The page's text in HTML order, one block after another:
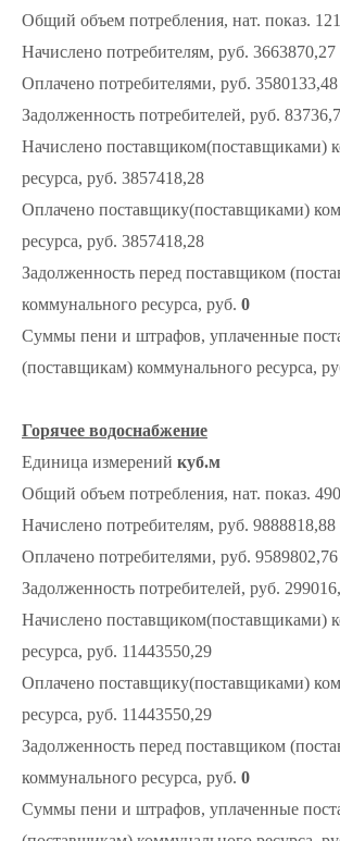
Общий объем потребления, нат. показ.
Начислено потребителям, руб. 3663870,27
Оплачено потребителями, руб. 3580133,48
Задолженность потребителей, руб.
Начислено поставщиком(поставщиками)
ресурса, руб. 3857418,28
Оплачено поставщику(поставщиками)
ресурса, руб. 3857418,28
Задолженность перед поставщиком
коммунального ресурса, руб. 0
Суммы пени и штрафов, уплаченные
(поставщикам) коммунального ресурса,
Горячее водоснабжение
Единица измерений куб.м
Общий объем потребления, нат. показ.
Начислено потребителям, руб. 9888818,88
Оплачено потребителями, руб. 9589802,76
Задолженность потребителей, руб.
Начислено поставщиком(поставщиками)
ресурса, руб. 11443550,29
Оплачено поставщику(поставщиками)
ресурса, руб. 11443550,29
Задолженность перед поставщиком
коммунального ресурса, руб. 0
Суммы пени и штрафов, уплаченные